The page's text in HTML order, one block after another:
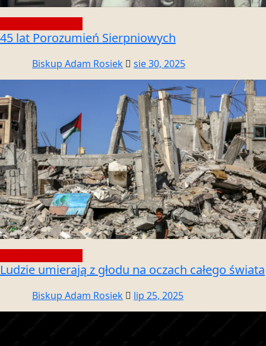
45 lat Porozumień Sierpniowych
Biskup Adam Rosiek sie 30, 2025
Ludzie umierają z głodu na oczach całego świata
Biskup Adam Rosiek lip 25, 2025